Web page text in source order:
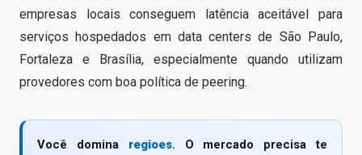
empresas locais conseguem latência aceitável para
serviços hospedados em data centers de São Paulo,
Fortaleza e Brasília, especialmente quando utilizam
provedores com boa política de peering.
Você domina regioes. O mercado precisa te